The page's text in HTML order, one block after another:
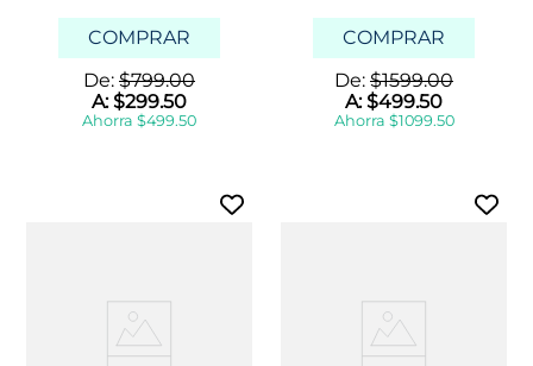
COMPRAR
De: $799.00
A:$299.50
Ahorra $499.50
COMPRAR
De: $1599.00
A:$499.50
Ahorra $1099.50